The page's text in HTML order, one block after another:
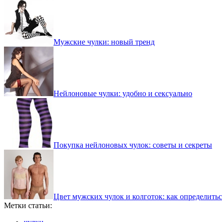
Мужские чулки: новый тренд
Нейлоновые чулки: удобно и сексуально
Покупка нейлоновых чулок: советы и секреты
Цвет мужских чулок и колготок: как
Метки статьи: